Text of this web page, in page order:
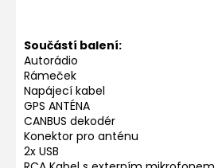
Součástí balení:
Autorádio
Rámeček
Napájecí kabel
GPS ANTÉNA
CANBUS dekodér
Konektor pro anténu
2x USB